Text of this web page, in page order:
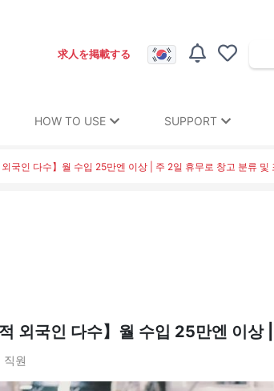
求人を掲載する
HOW TO USE SUPPORT
외국인 다수】월 수입 25만엔 이상 | 주 2일 휴무로 창고 분류 및
적 외국인 다수】월 수입 25만엔 이
원